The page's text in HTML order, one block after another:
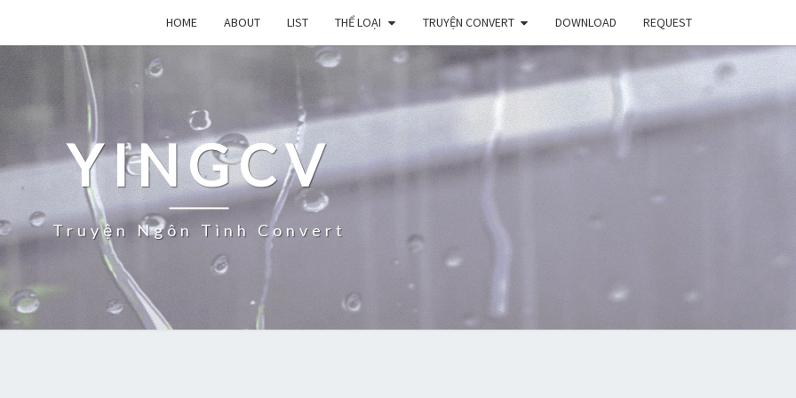
HOME ABOUT LIST THỂ LOẠI TRUYỆN CONVERT DOWNLOAD REQUEST
YINGCV
Truyện Ngôn Tình Convert